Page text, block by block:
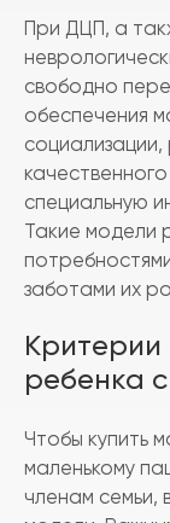
При ДЦП, а
свободно
обеспечения
специальную
Такие модели
заботами их
Критерии
ребенка
Чтобы купить
маленькому
членам семьи,